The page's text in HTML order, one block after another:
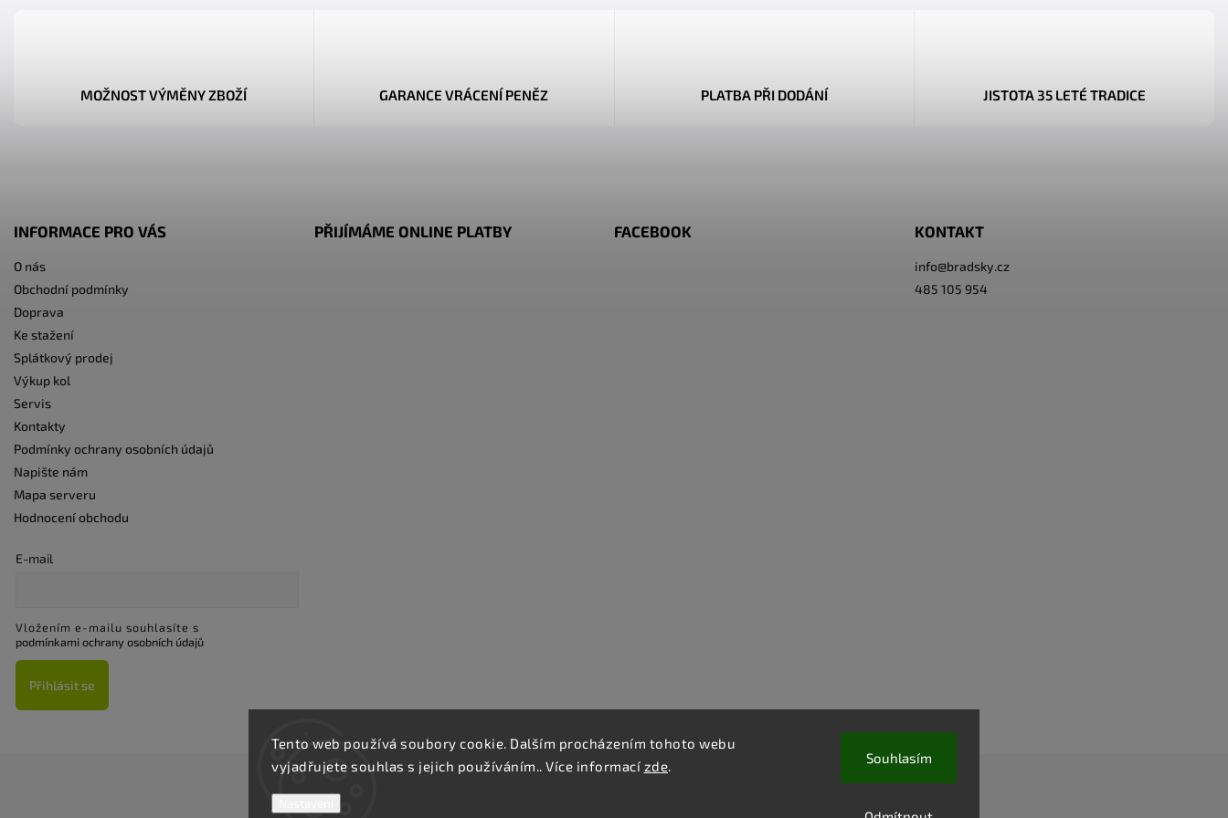
Tento web používá soubory cookie. Dalším procházením tohoto webu
vyjadřujete souhlas s jejich používáním.. Více informací zde. Souhlasím
MOŽNOST VÝMĚNY ZBOŽÍ GARANCE VRÁCENÍ PENĚZ PLATBA PŘI DODÁNÍ JISTOTA 35 LETÉ TRADICE
INFORMACE PRO VÁS
O nás
Obchodní podmínky
Doprava
Ke stažení
Splátkový prodej
Výkup kol
Servis
Kontakty
Podmínky ochrany osobních údajů
Napište nám
Mapa serveru
Hodnocení obchodu
PŘIJÍMÁME ONLINE PLATBY FACEBOOK KONTAKT
info@bradsky.cz
485 105 954
E-mail
Vložením e-mailu souhlasíte s
podmínkami ochrany osobních údajů
Přihlásit se